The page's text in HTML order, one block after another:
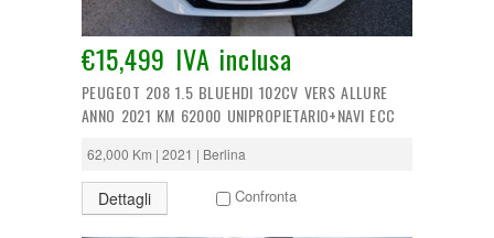
€15,499 IVA inclusa
PEUGEOT 208 1.5 BLUEHDI 102CV VERS ALLURE
ANNO 2021 KM 62000 UNIPROPIETARIO+NAVI ECC
62,000 Km | 2021 | Berlina
Dettagli Confronta